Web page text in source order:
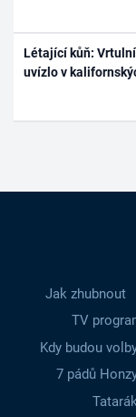
Létající kůň:
uvízlo v
Jak zhubnout
TV
Kdy budou
7 pádů